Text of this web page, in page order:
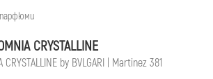
CRYSTALLINE
by BVLGARI | Martinez 381